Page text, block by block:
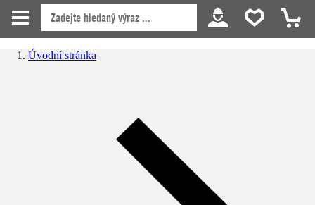
Úvodní stránka